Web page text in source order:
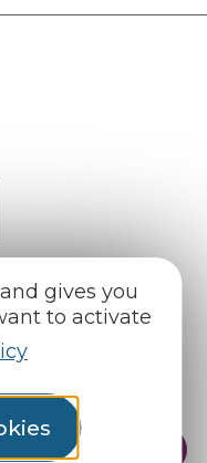
gives you
to activate
areas